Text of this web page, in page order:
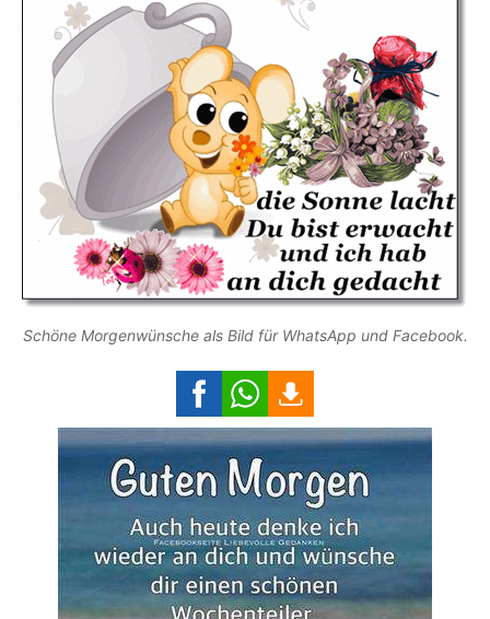
Schöne Morgenwünsche als Bild für WhatsApp und Facebook.